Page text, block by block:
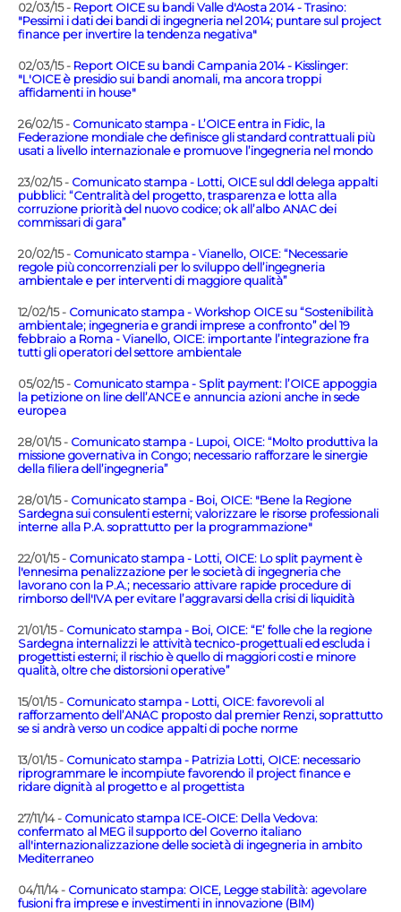
02/03/15 - Report OICE su bandi Valle d'Aosta 2014 - Trasino:
"Pessimi i dati dei bandi di ingegneria nel 2014; puntare sul project
finance per invertire la tendenza negativa"
02/03/15 - Report OICE su bandi Campania 2014 - Kisslinger:
"L'OICE è presidio sui bandi anomali, ma ancora troppi
affidamenti in house"
26/02/15 - Comunicato stampa - L’OICE entra in Fidic, la
Federazione mondiale che definisce gli standard contrattuali più
usati a livello internazionale e promuove l’ingegneria nel mondo
23/02/15 - Comunicato stampa - Lotti, OICE sul ddl delega appalti
pubblici: “Centralità del progetto, trasparenza e lotta alla
corruzione priorità del nuovo codice; ok all’albo ANAC dei
commissari di gara”
20/02/15 - Comunicato stampa - Vianello, OICE: “Necessarie
regole più concorrenziali per lo sviluppo dell’ingegneria
ambientale e per interventi di maggiore qualità”
12/02/15 - Comunicato stampa - Workshop OICE su “Sostenibilità
ambientale; ingegneria e grandi imprese a confronto” del 19
febbraio a Roma - Vianello, OICE: importante l’integrazione fra
tutti gli operatori del settore ambientale
05/02/15 - Comunicato stampa - Split payment: l’OICE appoggia
la petizione on line dell’ANCE e annuncia azioni anche in sede
europea
28/01/15 - Comunicato stampa - Lupoi, OICE: “Molto produttiva la
missione governativa in Congo; necessario rafforzare le sinergie
della filiera dell’ingegneria”
28/01/15 - Comunicato stampa - Boi, OICE: "Bene la Regione
Sardegna sui consulenti esterni; valorizzare le risorse professionali
interne alla P.A. soprattutto per la programmazione"
22/01/15 - Comunicato stampa - Lotti, OICE: Lo split payment è
l'ennesima penalizzazione per le società di ingegneria che
lavorano con la P.A.; necessario attivare rapide procedure di
rimborso dell'IVA per evitare l’aggravarsi della crisi di liquidità
21/01/15 - Comunicato stampa - Boi, OICE: “E’ folle che la regione
Sardegna internalizzi le attività tecnico-progettuali ed escluda i
progettisti esterni; il rischio è quello di maggiori costi e minore
qualità, oltre che distorsioni operative”
15/01/15 - Comunicato stampa - Lotti, OICE: favorevoli al
rafforzamento dell’ANAC proposto dal premier Renzi, soprattutto
se si andrà verso un codice appalti di poche norme
13/01/15 - Comunicato stampa - Patrizia Lotti, OICE: necessario
riprogrammare le incompiute favorendo il project finance e
ridare dignità al progetto e al progettista
27/11/14 - Comunicato stampa ICE-OICE: Della Vedova:
confermato al MEG il supporto del Governo italiano
all'internazionalizzazione delle società di ingegneria in ambito
Mediterraneo
04/11/14 - Comunicato stampa: OICE, Legge stabilità: agevolare
fusioni fra imprese e investimenti in innovazione (BIM)